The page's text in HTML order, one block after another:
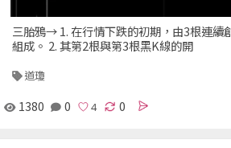
三胎鴉→ 1. 在行情下跌的初期，由3根連續
組成。 2. 其第2根與第3根黑K線的開
道瓊
1380 0 0